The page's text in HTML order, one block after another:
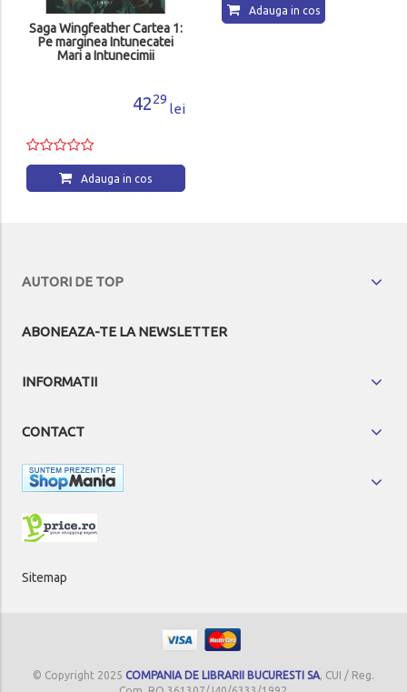
Saga Wingfeather Cartea 1:
Pe marginea Intunecatei
Mari a Intunecimii
4229
lei
Adauga in cos
Mesagerul
AUTORI DE TOP
ABONEAZA-TE LA NEWSLETTER
INFORMATII
CONTACT
Sitemap
© Copyright 2025 COMPANIA DE LIBRARII BUCURESTI SA, CUI / Reg.